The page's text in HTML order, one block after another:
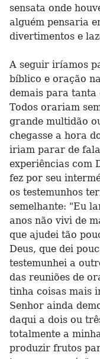
sensata onde
alguém pensaria
divertimentos e
A seguir iríamos
bíblico e oração
demais para tanta
Todos orariam
grande multidão
chegasse a hora
iriam parar de
experiências com
fez por seu
os testemunhos
semelhante: "Eu
anos não vivi de
que ajudei tão
Deus, que dei
testemunhei a
das reuniões de
tinha coisas mais
Senhor ainda
daqui a dois ou
totalmente a
produzir frutos